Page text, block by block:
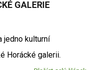
GALERIE
jedno kulturní
Horácké galerii.